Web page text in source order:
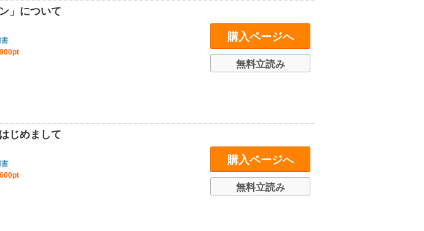
」について
購入ページへ
無料立読み
じめまして
購入ページへ
無料立読み